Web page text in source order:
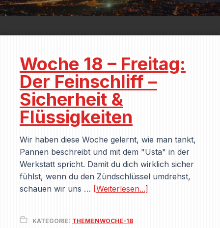
Woche 18 – Freitag:
Der Feinschliff –
Sicherheit &
Flüssigkeiten
Wir haben diese Woche gelernt, wie man tankt,
Pannen beschreibt und mit dem "Usta" in der
Werkstatt spricht. Damit du dich wirklich sicher
fühlst, wenn du den Zündschlüssel umdrehst,
schauen wir uns … [Weiterlesen...]
KATEGORIE: THEMENWOCHE-18